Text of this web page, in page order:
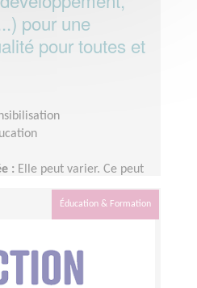
pour une
pour toutes et
: Elle peut varier. Ce peut
mois à quelques heures
de s'adapter au rythme de
Éducation & Formation